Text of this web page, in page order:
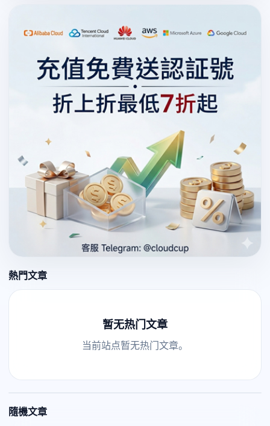
熱門文章
暂无热门文章
当前站点暂无热门文章。
隨機文章